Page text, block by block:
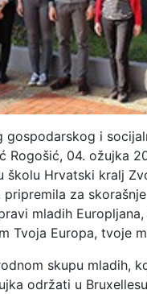
gospodarskog i
Rogošić, 04. ožujka
školu Hrvatski kralj
pripremila za skorašnje
mladih
Tvoja Europa, tvoje
skupu mladih,
održati u